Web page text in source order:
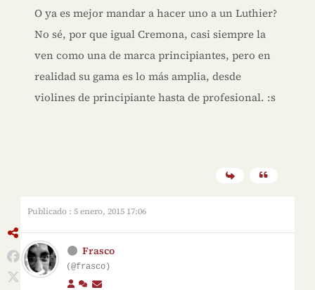
O ya es mejor mandar a hacer uno a un Luthier?
No sé, por que igual Cremona, casi siempre la
ven como una de marca principiantes, pero en
realidad su gama es lo más amplia, desde
violines de principiante hasta de profesional. :s
Publicado : 5 enero, 2015 17:06
Frasco
(@frasco)